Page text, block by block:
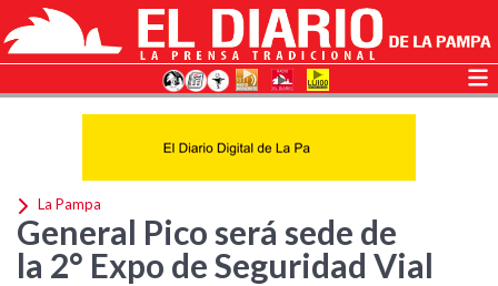
La Pampa
General Pico será sede de
la 2° Expo de Seguridad Vial